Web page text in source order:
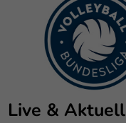
Live & Aktuell